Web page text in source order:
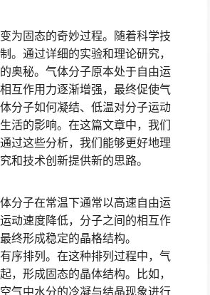
为固态的奇妙过程。随着科学技
。通过详细的实验和理论研究，
奥秘。气体分子原本处于自由运
互作用力逐渐增强，最终促使气
分子如何凝结、低温对分子运动
活的影响。在这篇文章中，我们
过这些分析，我们能够更好地理
和技术创新提供新的思路。
分子在常温下通常以高速自由运
动速度降低，分子之间的相互作
终形成稳定的晶格结构。
序排列。在这种排列过程中，气
，形成固态的晶体结构。比如，
气中水分的冷凝与结晶现象进行